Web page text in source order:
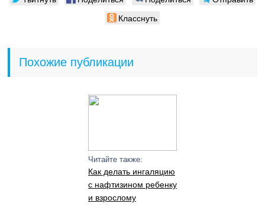
Класснуть
Похожие публикации
Читайте также:
Как делать ингаляцию
с нафтизином ребенку
и взрослому